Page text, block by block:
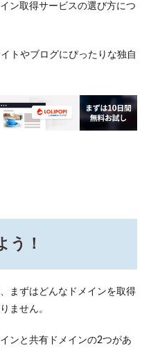
ン取得サービスの選び方につ
トやブログにぴったりな独自
う！
まずはどんなドメインを取得
ません。
ンと共有ドメインの2つがあ